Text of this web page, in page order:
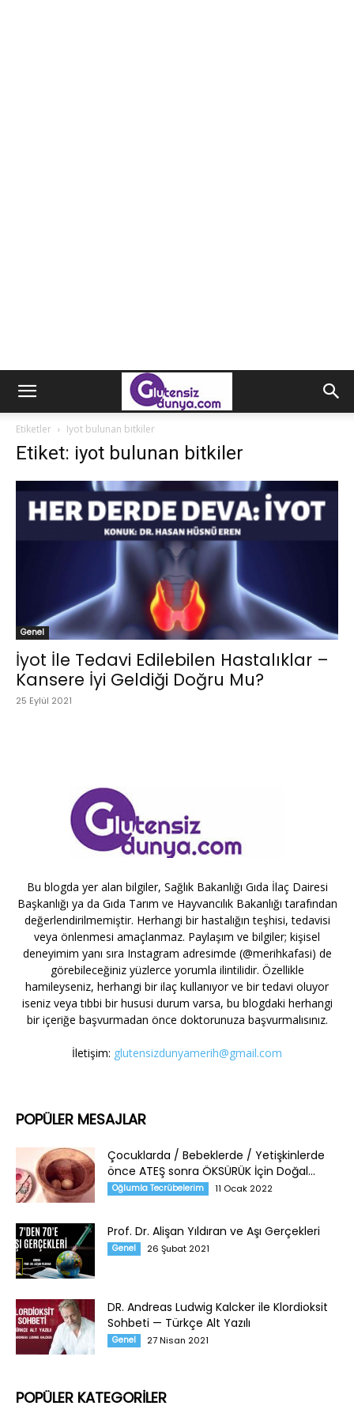
Etiketler Iyot bulunan bitkiler
Etiket: iyot bulunan bitkiler
Genel
İyot İle Tedavi Edilebilen Hastalıklar –
Kansere İyi Geldiği Doğru Mu?
25 Eylül 2021
Bu blogda yer alan bilgiler, Sağlık Bakanlığı Gıda İlaç Dairesi
Başkanlığı ya da Gıda Tarım ve Hayvancılık Bakanlığı tarafından
değerlendirilmemiştir. Herhangi bir hastalığın teşhisi, tedavisi
veya önlenmesi amaçlanmaz. Paylaşım ve bilgiler; kişisel
deneyimim yanı sıra Instagram adresimde (@merihkafasi) de
görebileceğiniz yüzlerce yorumla ilintilidir. Özellikle
hamileyseniz, herhangi bir ilaç kullanıyor ve bir tedavi oluyor
iseniz veya tıbbi bir hususi durum varsa, bu blogdaki herhangi
bir içeriğe başvurmadan önce doktorunuza başvurmalısınız.
İletişim: glutensizdunyamerih@gmail.com
POPÜLER MESAJLAR
Çocuklarda / Bebeklerde / Yetişkinlerde
önce ATEŞ sonra ÖKSÜRÜK İçin Doğal...
Oğlumla Tecrübelerim 11 Ocak 2022
Prof. Dr. Alişan Yıldıran ve Aşı Gerçekleri
Genel 26 Şubat 2021
DR. Andreas Ludwig Kalcker ile Klordioksit
Sohbeti — Türkçe Alt Yazılı
Genel 27 Nisan 2021
POPÜLER KATEGORİLER